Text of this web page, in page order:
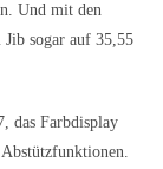
Und mit den
Jib sogar auf 35,55
das Farbdisplay